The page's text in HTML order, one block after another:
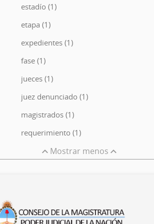
estadío (1)
etapa (1)
expedientes (1)
fase (1)
jueces (1)
juez denunciado (1)
magistrados (1)
requerimiento (1)
Mostrar menos